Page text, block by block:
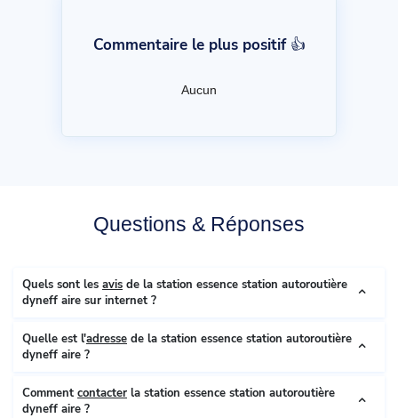
Commentaire le plus positif 👍
Aucun
Questions & Réponses
Quels sont les avis de la station essence station autoroutière
dyneff aire sur internet ?
Quelle est l'adresse de la station essence station autoroutière
dyneff aire ?
Comment contacter la station essence station autoroutière
dyneff aire ?